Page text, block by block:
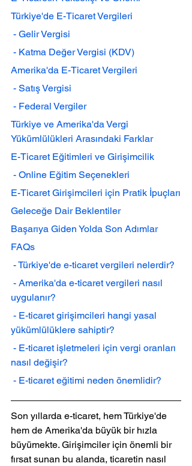
Türkiye'de E-Ticaret Vergileri
- Gelir Vergisi
- Katma Değer Vergisi (KDV)
Amerika'da E-Ticaret Vergileri
- Satış Vergisi
- Federal Vergiler
Türkiye ve Amerika'da Vergi
Yükümlülükleri Arasındaki Farklar
E-Ticaret Eğitimleri ve Girişimcilik
- Online Eğitim Seçenekleri
E-Ticaret Girişimcileri için Pratik İpuçları
Geleceğe Dair Beklentiler
Başarıya Giden Yolda Son Adımlar
FAQs
- Türkiye'de e-ticaret vergileri nelerdir?
uygulanır?
yükümlülüklere sahiptir?
nasıl değişir?
- E-ticaret eğitimi neden önemlidir?
Son yıllarda e-ticaret, hem Türkiye'de
hem de Amerika'da büyük bir hızla
büyümekte. Girişimciler için önemli bir
fırsat sunan bu alanda, ticaretin nasıl